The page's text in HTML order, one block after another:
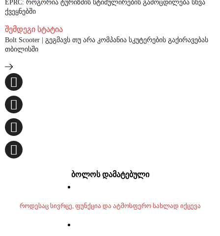
EPRC: როგორია ტურიზმის სტიმულირების გამოცდილება სხვა
ქვეყნებში
შემდეგი სტატია
Bolt Scooter | გეგმავს თუ არა კომპანია სკუტერების გაქირავებას
თბილისში
ბოლოს დამატებული
როდესაც სივრცე, ფუნქცია და ატმოსფერო სახლად იქცევა